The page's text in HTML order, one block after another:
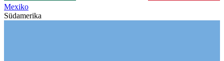
Mexiko
Südamerika